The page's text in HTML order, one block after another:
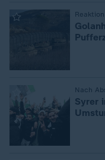
Nach
Syrer